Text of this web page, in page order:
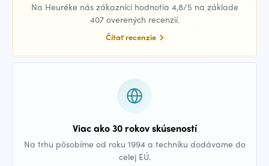
Na Heuréke nás zákazníci hodnotia 4,8/5 na základe
407 overených recenzií.
Čítať recenzie
Viac ako 30 rokov skúseností
Na trhu pôsobíme od roku 1994 a techniku dodávame do
celej EÚ.